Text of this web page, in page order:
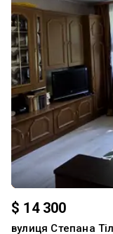
$ 14 300
вулиця Степана